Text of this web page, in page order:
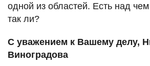
одной из областей. Есть над
так ли?
С уважением к Вашему делу,
Виноградова